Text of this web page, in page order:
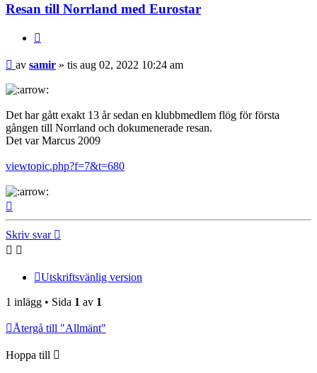
Resan till Norrland med Eurostar
Inlägg
av samir » tis aug 02, 2022 10:24 am
Det har gått exakt 13 år sedan en klubbmedlem flög för första
gången till Norrland och dokumenerade resan.
Det var Marcus 2009
viewtopic.php?f=7&t=680
Skriv svar
Utskriftsvänlig version
1 inlägg • Sida 1 av 1
Återgå till "Allmänt"
Hoppa till